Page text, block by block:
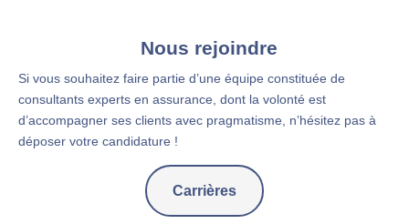
Nous rejoindre
Si vous souhaitez faire partie d’une équipe constituée de
consultants experts en assurance, dont la volonté est
d’accompagner ses clients avec pragmatisme, n’hésitez pas à
déposer votre candidature !
Carrières